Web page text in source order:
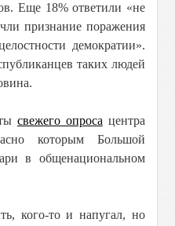
Еще 18% ответили «не
признание поражения
демократии».
таких людей
свежего опроса центра
которым Большой
в общенациональном
кого-то и напугал, но